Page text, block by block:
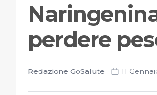
perdere
Redazione GoSalute 11